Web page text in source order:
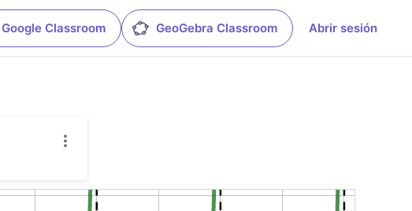
Google Classroom GeoGebra Classroom Abrir sesión